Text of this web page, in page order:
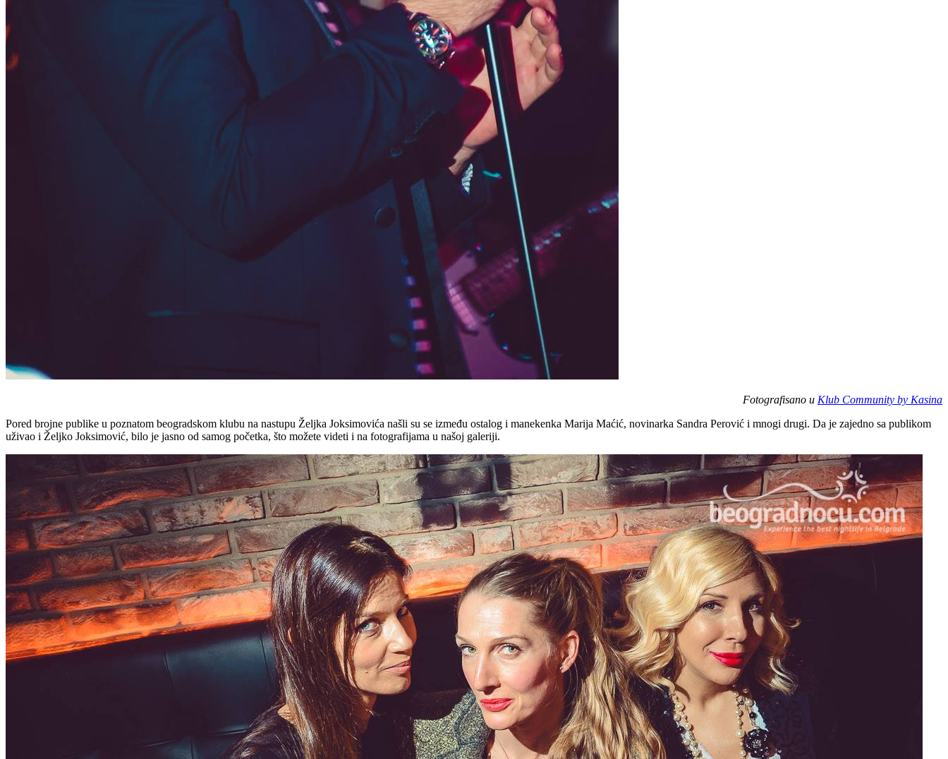
Fotografisano u Klub Community by Kasina
Pored brojne publike u poznatom beogradskom klubu na nastupu Željka Joksimovića našli su se između ostalog i manekenka Marija Maćić, novinarka Sandra Perović i mnogi drugi. Da je zajedno sa publikom
uživao i Željko Joksimović, bilo je jasno od samog početka, što možete videti i na fotografijama u našoj galeriji.